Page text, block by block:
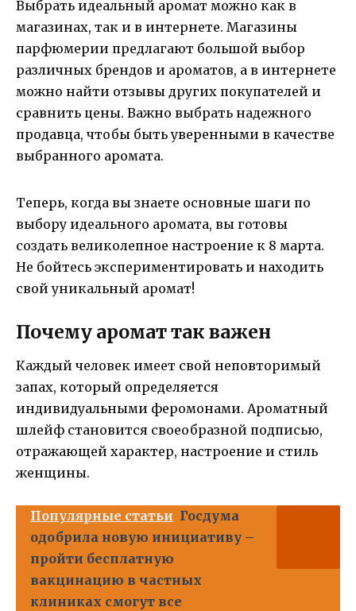
Выбрать идеальный аромат можно как в
магазинах, так и в интернете. Магазины
парфюмерии предлагают большой выбор
различных брендов и ароматов, а в интернете
можно найти отзывы других покупателей и
сравнить цены. Важно выбрать надежного
продавца, чтобы быть уверенными в качестве
выбранного аромата.
Теперь, когда вы знаете основные шаги по
выбору идеального аромата, вы готовы
создать великолепное настроение к 8 марта.
Не бойтесь экспериментировать и находить
свой уникальный аромат!
Почему аромат так важен
Каждый человек имеет свой неповторимый
запах, который определяется
индивидуальными феромонами. Ароматный
шлейф становится своеобразной подписью,
отражающей характер, настроение и стиль
женщины.
Популярные статьи Госдума
одобрила новую инициативу –
пройти бесплатную
вакцинацию в частных
клиниках смогут все